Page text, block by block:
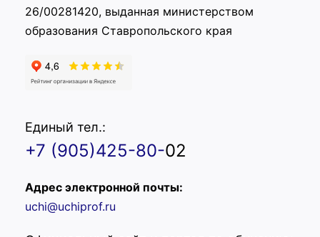
26/00281420, выданная министерством
образования Ставропольского края
Единый тел.:
+7 (905)425-80-02
Адрес электронной почты:
uchi@uchiprof.ru